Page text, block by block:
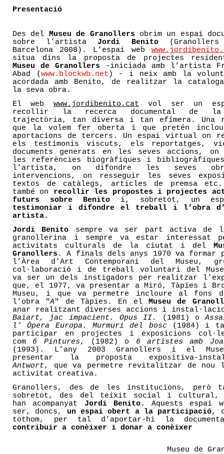
Presentació
Des del Museu de Granollers obrim un espai
sobre l’artistaJordi Benito(Granollers
Barcelona 2008). L’espai web
situa dins la proposta de projectes
Museu de Granollers -iniciada amb l’artista
Abad (www.blockwb.net ) - i neix amb la
acordada amb Benito, de realitzar la
la seva obra.
El web www.jordibenito.cat vol ser un
recollir la recerca documental de la
trajectòria, tan diversa i tan efímera. Una
que la volem fer oberta i que pretén
aportacions de tercers. Un espai virtual on
els testimonis viscuts, els reportatges,
documents generats en les seves accions,
les referències biogràfiques i
l’artista, on difondre les seves
intervencions, on resseguir les seves
textos de catàlegs, articles de premsa
també on recollir les propostes i projectes
futurs sobre Benito i, sobretot, un
testimoniar i difondre el treball i l’obra
artista.
Jordi Benito sempre va ser part activa de
granollerina i sempre va estar interessat
activitats culturals de la ciutat i del
Granollers . A finals dels anys 1970 va formar
l’Àrea d’Art Contemporani del Museu,
col·laboració i de treball voluntari del
va ser un dels instigadors per realitzar
que, el 1977, va presentar a Miró, Tàpies i
Museu, i que va permetre incloure al fons
l’obra "A" de Tàpies. En el
Museu de
anar realitzant diverses accions i
Baiart, jac impacient. Opus II.
(1981) o
l’ Òpera Europa. Murmuri del bosc(1984) i
participar en projectes i exposicions
com 6 Pintures, (1982) o 6 artistes amb
(1993). L’any 2003 Granollers i el
presentar la proposta expositiva-
Antwort, que va permetre revitalitzar de nou
activitat creativa.
Granollers, des de les institucions, però
sobretot, des del teixit social i cultural,
han acompanyat Jordi Benito. Aquests espai
ser, doncs, un espai obert a la participació,
tothom, per tal d’aportar-hi la
contribuir a conèixer i donar a conèixer
Museu de